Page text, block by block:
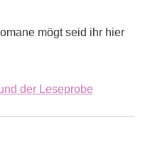
mögt seid ihr hier
der Leseprobe